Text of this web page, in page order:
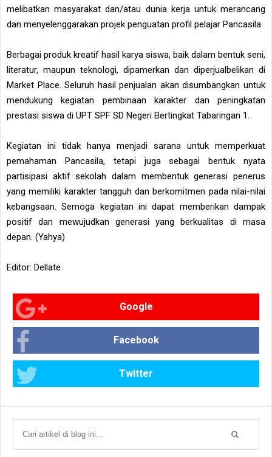
melibatkan masyarakat dan/atau dunia kerja untuk merancang
dan menyelenggarakan projek penguatan profil pelajar Pancasila.
Berbagai produk kreatif hasil karya siswa, baik dalam bentuk seni,
literatur, maupun teknologi, dipamerkan dan diperjualbelikan di
Market Place. Seluruh hasil penjualan akan disumbangkan untuk
mendukung kegiatan pembinaan karakter dan peningkatan
prestasi siswa di UPT SPF SD Negeri Bertingkat Tabaringan 1.
Kegiatan ini tidak hanya menjadi sarana untuk memperkuat
pemahaman Pancasila, tetapi juga sebagai bentuk nyata
partisipasi aktif sekolah dalam membentuk generasi penerus
yang memiliki karakter tangguh dan berkomitmen pada nilai-nilai
kebangsaan. Semoga kegiatan ini dapat memberikan dampak
positif dan mewujudkan generasi yang berkualitas di masa
depan. (Yahya)
Editor: Dellate
Google
Facebook
Twitter